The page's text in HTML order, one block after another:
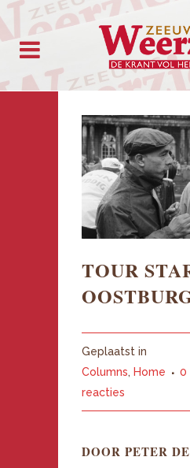
TOUR
Geplaatst in
Columns, Home
0
reacties
DOOR PETER